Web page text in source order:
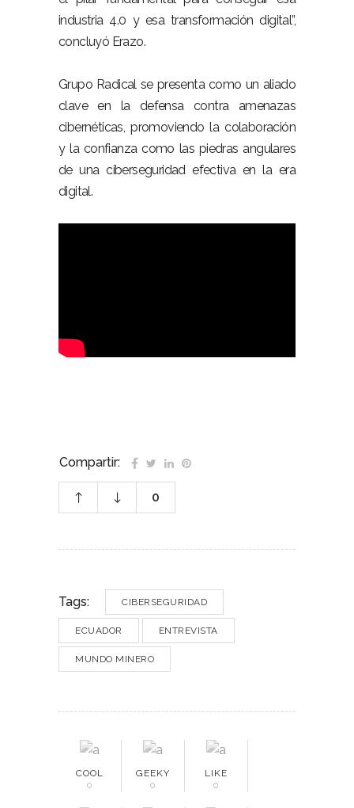
industria 4.0 y esa transformación digital”,
concluyó Erazo.
Grupo Radical se presenta como un aliado
clave en la defensa contra amenazas
cibernéticas, promoviendo la colaboración
y la confianza como las piedras angulares
de una ciberseguridad efectiva en la era
digital.
Compartir:
0
Tags: CIBERSEGURIDAD
ECUADOR ENTREVISTA
MUNDO MINERO
COOL
0
GEEKY
0
LIKE
0